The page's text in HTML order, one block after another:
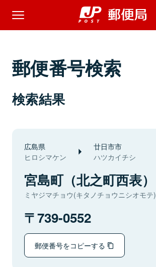
郵便番号検索
検索結果
広島県
ヒロシマケン
廿日市市
ハツカイチシ
宮島町（北之町西表）
ミヤジマチョウ(キタノチョウニシオモテ)
739-0552
郵便番号をコピーする